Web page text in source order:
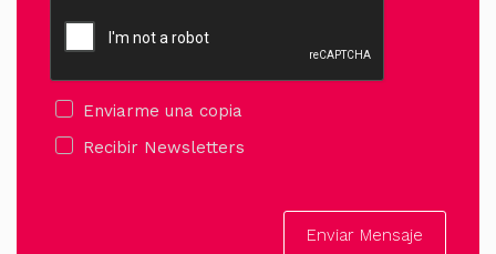
Enviarme una copia
Recibir Newsletters
Enviar Mensaje